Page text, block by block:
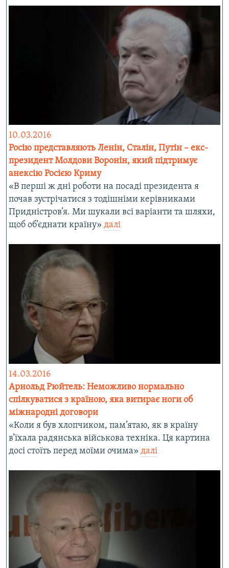
10.03.2016
Росію представляють Ленін, Сталін, Путін – екс-
президент Молдови Воронін, який підтримує
анексію Росією Криму
«В перші ж дні роботи на посаді президента я
почав зустрічатися з тодішніми керівниками
Придністров’я. Ми шукали всі варіанти та шляхи,
щоб об’єднати країну» далі
14.03.2016
Арнольд Рюйтель: Неможливо нормально
спілкуватися з країною, яка витирає ноги об
міжнародні договори
«Коли я був хлопчиком, пам’ятаю, як в країну
в’їхала радянська військова техніка. Ця картина
досі стоїть перед моїми очима» далі